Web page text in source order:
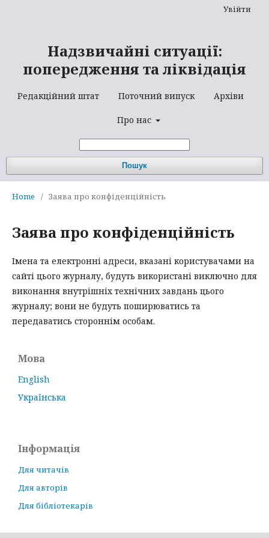
Надзвичайні ситуації:
попередження та ліквідація
Редакційний штат Поточний випуск Архіви
Про нас
Пошук
Увійти
Home / Заява про конфіденційність
Заява про конфіденційність
Імена та електронні адреси, вказані користувачами на
сайті цього журналу, будуть використані виключно для
виконання внутрішніх технічних завдань цього
журналу; вони не будуть поширюватись та
передаватись стороннім особам.
Мова
English
Українська
Інформація
Для читачів
Для авторів
Для бібліотекарів